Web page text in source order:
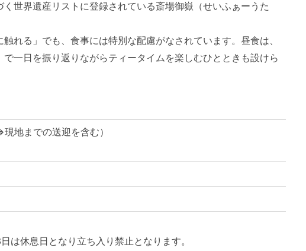
世界遺産リストに登録されている斎場御嶽（せいふぁーうた
れる」でも、食事には特別な配慮がなされています。昼食は、
一日を振り返りながらティータイムを楽しむひとときも設けら
地までの送迎を含む）
は休息日となり立ち入り禁止となります。